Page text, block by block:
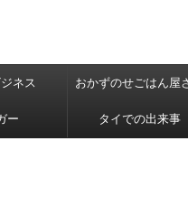
ネス おかずのせごはん屋
ー タイでの出来事